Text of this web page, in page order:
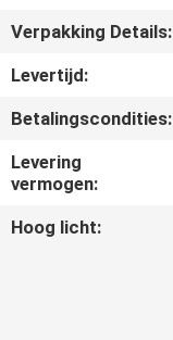
VERZOEK
OM
CITAAT
SITEMAP
Verpakking Details:
Levertijd:
Betalingscondities:
Levering
vermogen:
Hoog licht: